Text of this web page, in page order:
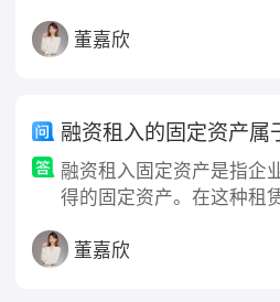
得：没收，并处违法所得
有或不足1万元：罚3000
到1万–5万元。3.危险货物
元：没收，并处
董嘉欣
融资租入的固定资产属
融资租入固定资产是指企
得的固定资产。在这种租
人，但根据会计核算中的
董嘉欣